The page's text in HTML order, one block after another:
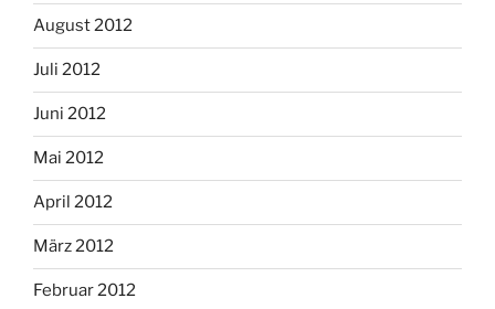
August 2012
Juli 2012
Juni 2012
Mai 2012
April 2012
März 2012
Februar 2012